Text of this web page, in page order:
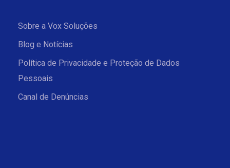
Sobre a Vox Soluções
Blog e Notícias
Política de Privacidade e Proteção de Dados
Pessoais
Canal de Denúncias